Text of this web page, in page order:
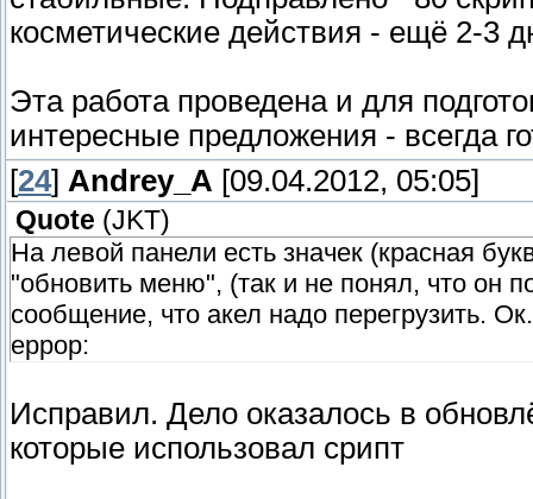
косметические действия - ещё 2-3
Эта работа проведена и для
интересные предложения - всегда
[24] Andrey_A [09.04.2012, 05:05]
Quote (JKT)
На левой панели есть значек (красная
"обновить меню", (так и не понял, что он
сообщение, что акел надо перегрузить.
еррор:
Исправил. Дело оказалось в
которые использовал срипт